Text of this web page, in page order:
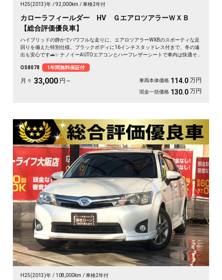
H25(2013)年 92,000km 車検2年付
カローラフィールダー HV ＧエアロツアラーＷＸＢ
【総合評価優良車】
ハイブリッドの静かでパワフルな走りに、エアロツアラーWXBのスポーティな足
回りを備えた特別仕様。ブラックボディに16インチスタッドレス付きで、冬の遠
出も安心です🚗✨ ナノイーAUTOエアコンとハーフレザーシートで車内は快適そ
週末のドライブも通勤も、燃費を気にせず走り出せる一台💫《1年保証付》👍
OS8078 1年間無料保証付
月々 33,000 円～ 車両本体価格 114.0 万円
現金一括価格 130.0 万円
H25(2013)年 108,000km 車検2年付